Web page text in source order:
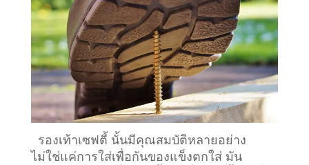
รองเท้าเซฟตี้ นั้นมีคุณสมบัติหลายอย่าง
ไม่ใช่แค่การใส่เพื่อกันของแข็งตกใส่ มัน